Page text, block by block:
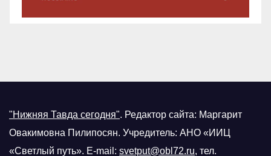
"Нижняя Тавда сегодня". Редактор сайта: Маргарит
Овакимовна Пилипосян. Учредитель: АНО «ИИЦ
«Светлый путь». E-mail: svetput@obl72.ru, тел.